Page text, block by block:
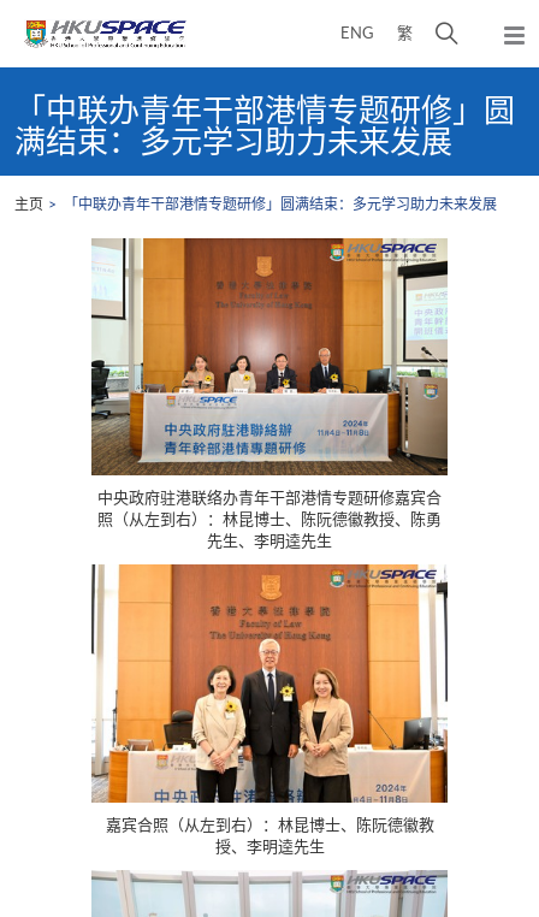
ENG 繁
开
寻
面
弹
出
主
菜
content
start「中联办青年干部港情专题研修」圆
满结束：多元学习助力未来发展
主页 「中联办青年干部港情专题研修」圆满结束：多元学习助力未来发展
中央政府驻港联络办青年干部港情专题研修嘉宾合
照（从左到右）：林昆博士、陈阮德徽教授、陈勇
先生、李明逵先生
嘉宾合照（从左到右）：林昆博士、陈阮德徽教
授、李明逵先生